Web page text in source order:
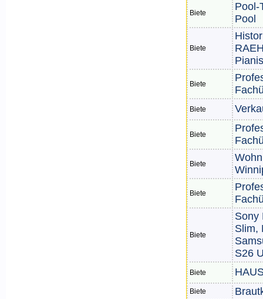
Biete
Pool-
Pool
Biete
Biete
Biete
Biete
Biete
Biete
Biete
Sony
Slim,
S26
Biete
Biete